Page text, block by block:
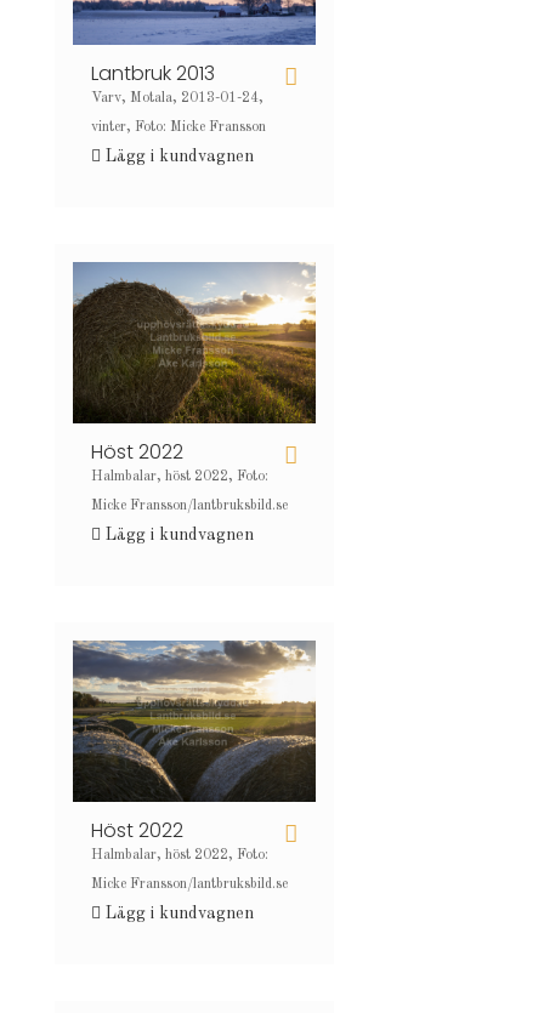
Lantbruk 2013
Varv, Motala, 2013-01-24,
vinter, Foto: Micke Fransson
Lägg i kundvagnen
Höst 2022
Halmbalar, höst 2022, Foto:
Micke Fransson/lantbruksbild.se
Lägg i kundvagnen
Höst 2022
Halmbalar, höst 2022, Foto:
Micke Fransson/lantbruksbild.se
Lägg i kundvagnen